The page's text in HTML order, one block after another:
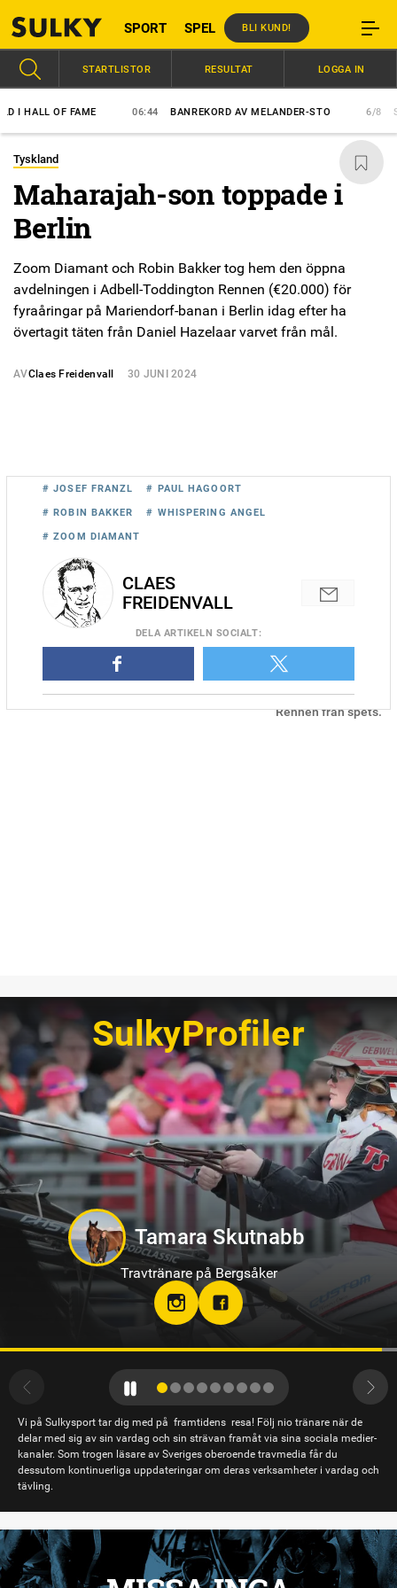
SPORT SPEL BLI KUND!
OF FAME 06:44 BANREKORD AV MELANDER-STO
STARTLISTOR RESULTAT LOGGA IN
Tyskland
Maharajah-son toppade i
Berlin
Zoom Diamant och Robin Bakker tog hem den öppna
avdelningen i Adbell-Toddington Rennen (€20.000) för
fyraåringar på Mariendorf-banan i Berlin idag efter ha
övertagit täten från Daniel Hazelaar varvet från mål.
AVClaes Freidenvall 30 JUNI 2024
Zoom Diamant och Robin Bakker vinner Adbell-Toddington
Rennen från spets.
# JOSEF FRANZL # PAUL HAGOORT
# ROBIN BAKKER # WHISPERING ANGEL
# ZOOM DIAMANT
CLAES
FREIDENVALL
DELA ARTIKELN SOCIALT:
SulkyProfiler
Jörgen Westholm
Travtränare på Solvalla
Vi på Sulkysport tar dig med på framtidens resa! Följ nio tränare när de
delar med sig av sin vardag och sin strävan framåt via sina sociala medier-
kanaler. Som trogen läsare av Sveriges oberoende travmedia får du
dessutom kontinuerliga uppdateringar om deras verksamheter i vardag och
tävling.